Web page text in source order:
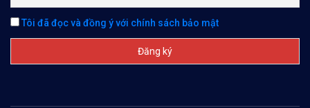
Tôi đã đọc và đồng ý với chính sách bảo mật